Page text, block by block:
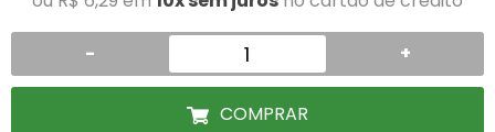
- +
COMPRAR